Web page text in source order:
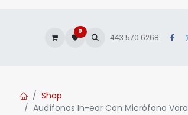
0
443 570 6268
Shop
Audífonos In-ear Con Micrófono